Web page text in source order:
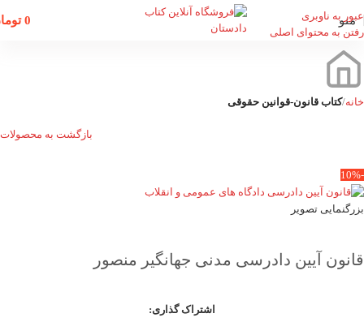
عبور به ناوبری
رفتن به محتوای اصلی
منو 0
خانه کتاب قانون-قوانین حقوقی
بازگشت به محصولات
-10%
بزرگنمایی تصویر
قانون آیین دادرسی مدنی جهانگیر منصور
اشتراک گذاری: